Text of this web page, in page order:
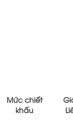
Mức chiết
khấu